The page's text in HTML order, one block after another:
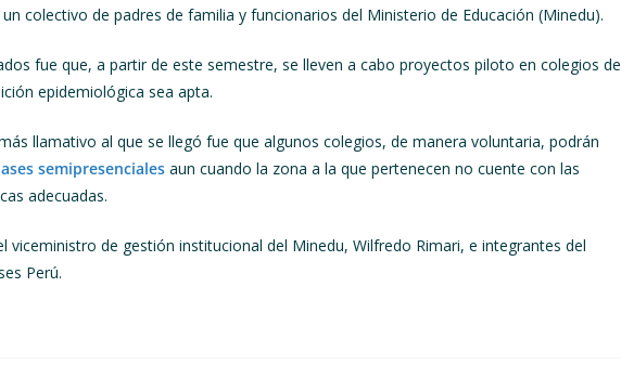
colectivo de padres de familia y funcionarios del Ministerio de Educación (Minedu).
fue que, a partir de este semestre, se lleven a cabo proyectos piloto en colegios de
epidemiológica sea apta.
llamativo al que se llegó fue que algunos colegios, de manera voluntaria, podrán
semipresenciales aun cuando la zona a la que pertenecen no cuente con las
adecuadas.
viceministro de gestión institucional del Minedu, Wilfredo Rimari, e integrantes del
Perú.